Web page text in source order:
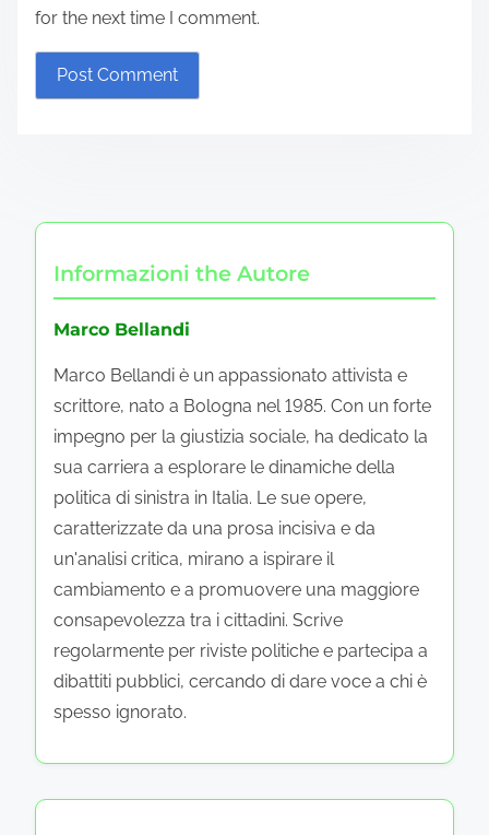
for the next time I comment.
Informazioni the Autore
Marco Bellandi
Marco Bellandi è un appassionato attivista e
scrittore, nato a Bologna nel 1985. Con un forte
impegno per la giustizia sociale, ha dedicato la
sua carriera a esplorare le dinamiche della
politica di sinistra in Italia. Le sue opere,
caratterizzate da una prosa incisiva e da
un'analisi critica, mirano a ispirare il
cambiamento e a promuovere una maggiore
consapevolezza tra i cittadini. Scrive
regolarmente per riviste politiche e partecipa a
dibattiti pubblici, cercando di dare voce a chi è
spesso ignorato.